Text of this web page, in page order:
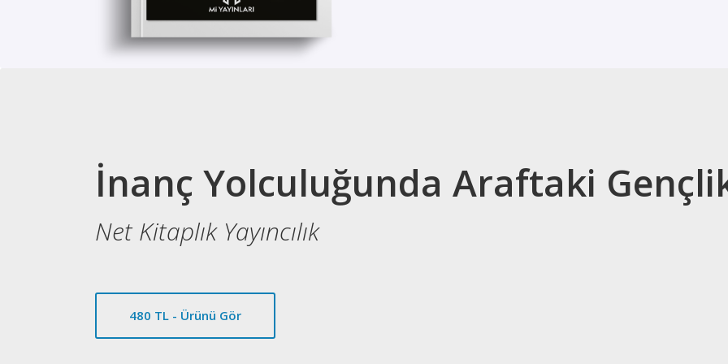
İnanç Yolculuğunda Araftaki
Net Kitaplık Yayıncılık
480 TL - Ürünü Gör